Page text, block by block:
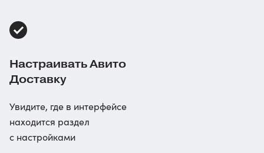
Настраивать Авито
Доставку
Увидите, где в интерфейсе
находится раздел
с настройками